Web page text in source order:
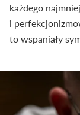
każdego
i
to wspaniały